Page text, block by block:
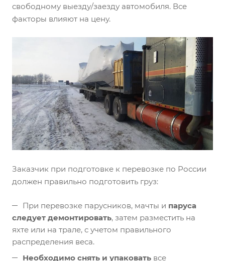
свободному выезду/заезду автомобиля. Все
факторы влияют на цену.
Заказчик при подготовке к перевозке по России
должен правильно подготовить груз:
При перевозке парусников, мачты и паруса
следует демонтировать, затем разместить на
яхте или на трале, с учетом правильного
распределения веса.
Необходимо снять и упаковать все